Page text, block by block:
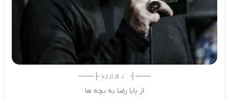
───┤ ♩♬♫♪♭ ├───
از بابا رضا به بچه ها